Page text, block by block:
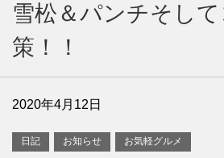
雪松＆パンチそし
策！！
2020年4月12日
日記 お知らせ お気軽グルメ